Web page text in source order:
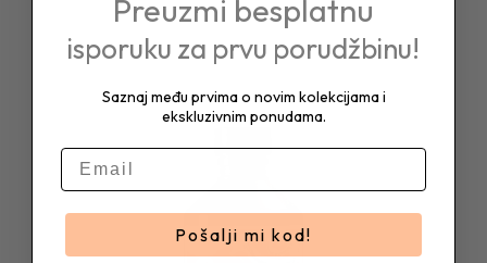
Preuzmi besplatnu
isporuku za prvu porudžbinu!
Saznaj među prvima o novim kolekcijama i
ekskluzivnim ponudama.
E-mail
Pošalji mi kod!